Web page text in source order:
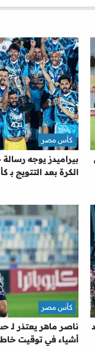
بيراميدز يوجه
الكرة بعد التتويج
كأس مصر
ناصر ماهر يعتذر
أشياء في توقيت
كأس مصر